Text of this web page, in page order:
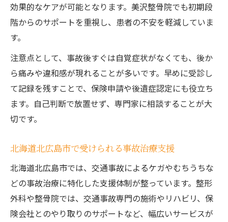
効果的なケアが可能となります。美沢整骨院でも初期段
階からのサポートを重視し、患者の不安を軽減していま
す。
注意点として、事故後すぐは自覚症状がなくても、後か
ら痛みや違和感が現れることが多いです。早めに受診し
て記録を残すことで、保険申請や後遺症認定にも役立ち
ます。自己判断で放置せず、専門家に相談することが大
切です。
北海道北広島市で受けられる事故治療支援
北海道北広島市では、交通事故によるケガやむちうちな
どの事故治療に特化した支援体制が整っています。整形
外科や整骨院では、交通事故専門の施術やリハビリ、保
険会社とのやり取りのサポートなど、幅広いサービスが